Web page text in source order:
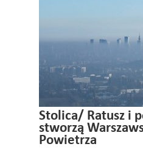
Stolica/ Ratusz i
stworzą
Powietrza